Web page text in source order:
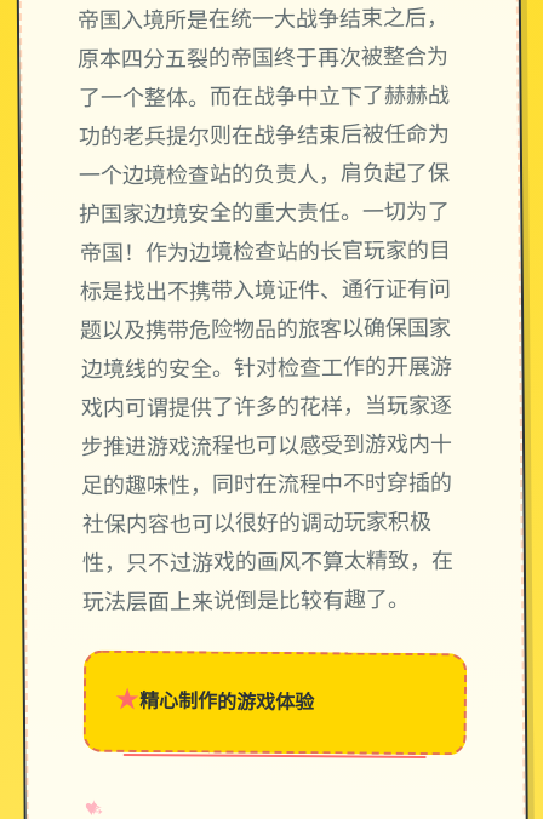
帝国入境所是在统一大战争结束之后，
原本四分五裂的帝国终于再次被整合为
了一个整体。而在战争中立下了赫赫战
功的老兵提尔则在战争结束后被任命为
一个边境检查站的负责人，肩负起了保
护国家边境安全的重大责任。一切为了
帝国！作为边境检查站的长官玩家的目
标是找出不携带入境证件、通行证有问
题以及携带危险物品的旅客以确保国家
边境线的安全。针对检查工作的开展游
戏内可谓提供了许多的花样，当玩家逐
步推进游戏流程也可以感受到游戏内十
足的趣味性，同时在流程中不时穿插的
社保内容也可以很好的调动玩家积极
性，只不过游戏的画风不算太精致，在
玩法层面上来说倒是比较有趣了。
★精心制作的游戏体验
♥
✧
→